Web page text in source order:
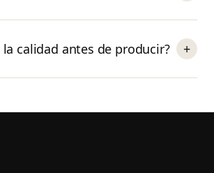
la calidad antes de producir? +